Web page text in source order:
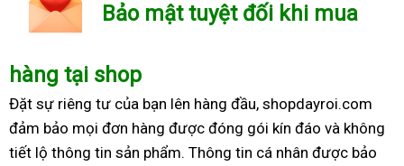
Bảo mật tuyệt đối khi mua
hàng tại shop
Đặt sự riêng tư của bạn lên hàng đầu, shopdayroi.com
đảm bảo mọi đơn hàng được đóng gói kín đáo và không
tiết lộ thông tin sản phẩm. Thông tin cá nhân được bảo